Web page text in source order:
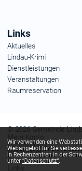
Links
Aktuelles
Lindau-Krimi
Dienstleistungen
Veranstaltungen
Raumreservation
© 2026 Gemeinde
Mein Konto
Datenschutz
Impressum
Sitemap
Links
Webstatistik
Wir verwenden eine
Webangebot für Sie
in Rechenzentren in der
unter“Datenschutz“.